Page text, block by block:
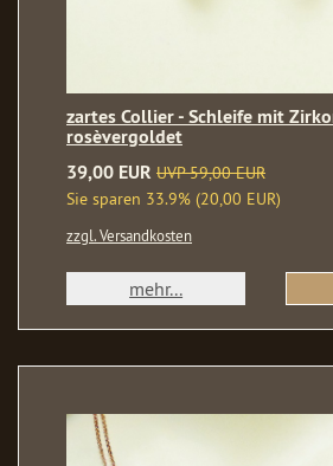
zartes Collier - Schleife mit
rosèvergoldet
39,00 EUR UVP 59,00 EUR
Sie sparen 33.9% (20,00 EUR)
zzgl. Versandkosten
mehr...